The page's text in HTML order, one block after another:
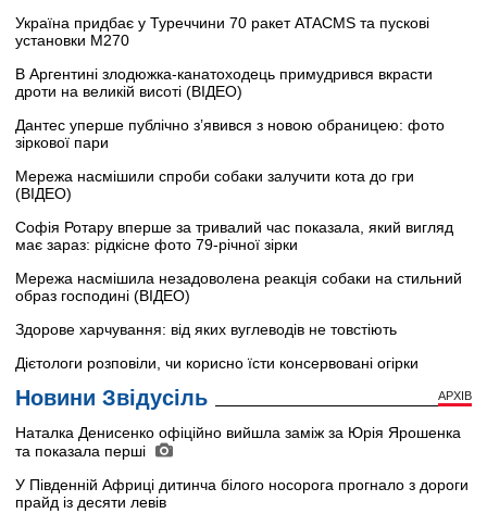
Україна придбає у Туреччини 70 ракет ATACMS та пускові
установки M270
В Аргентині злодюжка-канатоходець примудрився вкрасти
дроти на великій висоті (ВІДЕО)
Дантес уперше публічно з’явився з новою обраницею: фото
зіркової пари
Мережа насмішили спроби собаки залучити кота до гри
(ВІДЕО)
Софія Ротару вперше за тривалий час показала, який вигляд
має зараз: рідкісне фото 79-річної зірки
Мережа насмішила незадоволена реакція собаки на стильний
образ господині (ВІДЕО)
Здорове харчування: від яких вуглеводів не товстіють
Дієтологи розповіли, чи корисно їсти консервовані огірки
Новини Звідусіль АРХІВ
Наталка Денисенко офіційно вийшла заміж за Юрія Ярошенка
та показала перші
У Південній Африці дитинча білого носорога прогнало з дороги
прайд із десяти левів